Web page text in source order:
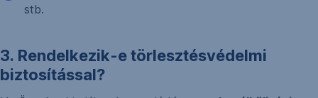
stb.
3. Rendelkezik-e törlesztésvédelmi
biztosítással?